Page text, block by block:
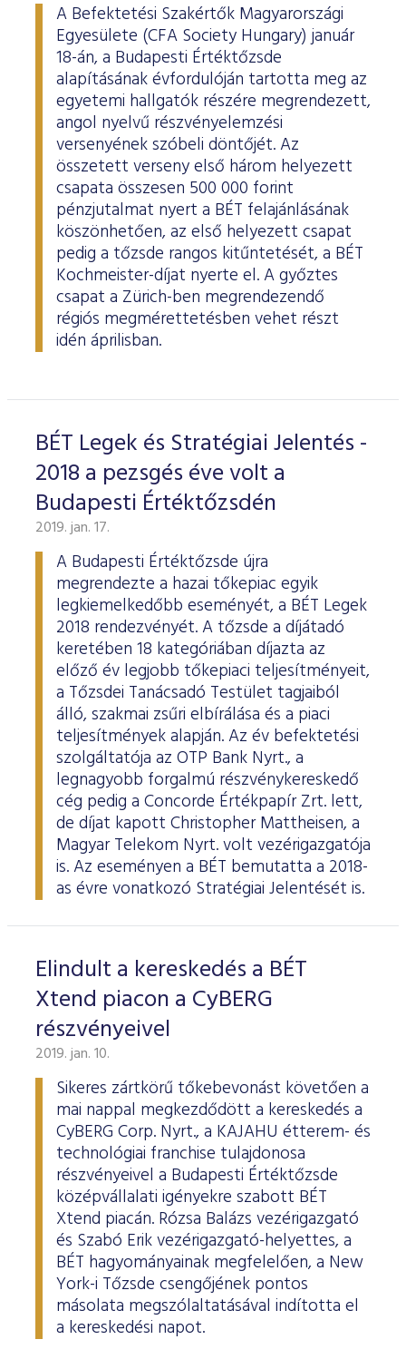
A Befektetési Szakértők Magyarországi
Egyesülete (CFA Society Hungary) január
18-án, a Budapesti Értéktőzsde
alapításának évfordulóján tartotta meg az
egyetemi hallgatók részére megrendezett,
angol nyelvű részvényelemzési
versenyének szóbeli döntőjét. Az
összetett verseny első három helyezett
csapata összesen 500 000 forint
pénzjutalmat nyert a BÉT felajánlásának
köszönhetően, az első helyezett csapat
pedig a tőzsde rangos kitűntetését, a BÉT
Kochmeister-díjat nyerte el. A győztes
csapat a Zürich-ben megrendezendő
régiós megmérettetésben vehet részt
idén áprilisban.
BÉT Legek és Stratégiai Jelentés -
2018 a pezsgés éve volt a
Budapesti Értéktőzsdén
2019. jan. 17.
A Budapesti Értéktőzsde újra
megrendezte a hazai tőkepiac egyik
legkiemelkedőbb eseményét, a BÉT Legek
2018 rendezvényét. A tőzsde a díjátadó
keretében 18 kategóriában díjazta az
előző év legjobb tőkepiaci teljesítményeit,
a Tőzsdei Tanácsadó Testület tagjaiból
álló, szakmai zsűri elbírálása és a piaci
teljesítmények alapján. Az év befektetési
szolgáltatója az OTP Bank Nyrt., a
legnagyobb forgalmú részvénykereskedő
cég pedig a Concorde Értékpapír Zrt. lett,
de díjat kapott Christopher Mattheisen, a
Magyar Telekom Nyrt. volt vezérigazgatója
is. Az eseményen a BÉT bemutatta a 2018-
as évre vonatkozó Stratégiai Jelentését is.
Elindult a kereskedés a BÉT
Xtend piacon a CyBERG
részvényeivel
2019. jan. 10.
Sikeres zártkörű tőkebevonást követően a
mai nappal megkezdődött a kereskedés a
CyBERG Corp. Nyrt., a KAJAHU étterem- és
technológiai franchise tulajdonosa
részvényeivel a Budapesti Értéktőzsde
középvállalati igényekre szabott BÉT
Xtend piacán. Rózsa Balázs vezérigazgató
és Szabó Erik vezérigazgató-helyettes, a
BÉT hagyományainak megfelelően, a New
York-i Tőzsde csengőjének pontos
másolata megszólaltatásával indította el
a kereskedési napot.